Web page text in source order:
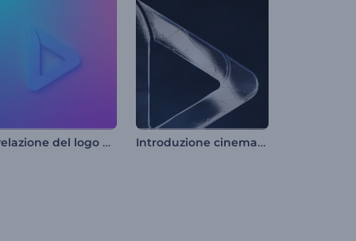
Rivelazione del logo con riflettori vibranti Introduzione cinematografica e cupa